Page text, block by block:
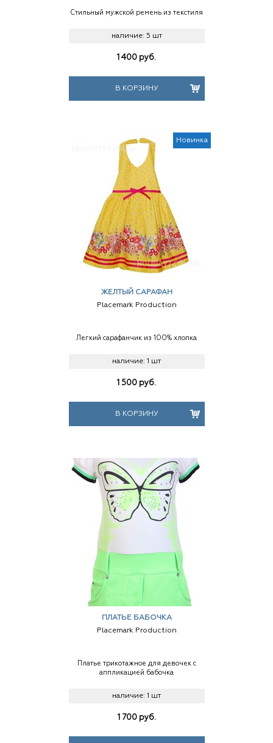
Стильный мужской ремень из текстиля
наличие: 5 шт
1 400 руб.
В КОРЗИНУ
Новинка
ЖЕЛТЫЙ САРАФАН
Placemark Production
Легкий сарафанчик из 100% хлопка
наличие: 1 шт
1 500 руб.
В КОРЗИНУ
ПЛАТЬЕ БАБОЧКА
Placemark Production
Платье трикотажное для девочек с
аппликацией бабочка
наличие: 1 шт
1 700 руб.